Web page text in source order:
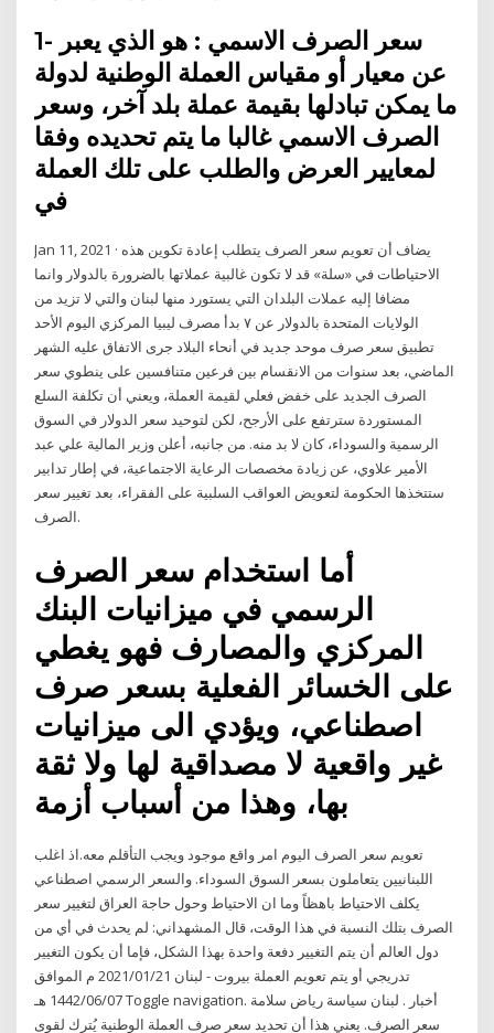
1- سعر الصرف الاسمي : هو الذي يعبر
عن معيار أو مقياس العملة الوطنية لدولة
ما يمكن تبادلها بقيمة عملة بلد آخر، وسعر
الصرف الاسمي غالبا ما يتم تحديده وفقا
لمعايير العرض والطلب على تلك العملة
في
Jan 11, 2021 · يضاف أن تعويم سعر الصرف يتطلب إعادة تكوين هذه
الاحتياطات في «سلة» قد لا تكون غالبية عملاتها بالضرورة بالدولار وانما
مضافا إليه عملات البلدان التي يستورد منها لبنان والتي لا تزيد من
الولايات المتحدة بالدولار عن ٧ بدأ مصرف ليبيا المركزي اليوم الأحد
تطبيق سعر صرف موحد جديد في أنحاء البلاد جرى الاتفاق عليه الشهر
الماضي، بعد سنوات من الانقسام بين فرعين متنافسين على ينطوي سعر
الصرف الجديد على خفض فعلي لقيمة العملة، ويعني أن تكلفة السلع
المستوردة سترتفع على الأرجح، لكن لتوحيد سعر الدولار في السوق
الرسمية والسوداء، كان لا بد منه. من جانبه، أعلن وزير المالية علي عبد
الأمير علاوي، عن زيادة مخصصات الرعاية الاجتماعية، في إطار تدابير
ستتخذها الحكومة لتعويض العواقب السلبية على الفقراء، بعد تغيير سعر
الصرف.
أما استخدام سعر الصرف
الرسمي في ميزانيات البنك
المركزي والمصارف فهو يغطي
على الخسائر الفعلية بسعر صرف
اصطناعي، ويؤدي الى ميزانيات
غير واقعية لا مصداقية لها ولا ثقة
بها، وهذا من أسباب أزمة
تعويم سعر الصرف اليوم امر واقع موجود ويجب التأقلم معه.اذ اغلب
اللبنانيين يتعاملون بسعر السوق السوداء. والسعر الرسمي اصطناعي
يكلف الاحتياط باهظاً وما ان الاحتياط وحول حاجة العراق لتغيير سعر
الصرف بتلك النسبة في هذا الوقت، قال المشهداني: لم يحدث في أي من
دول العالم أن يتم التغيير دفعة واحدة بهذا الشكل، فإما أن يكون التغيير
تدريجي أو يتم تعويم العملة بيروت - لبنان 2021/01/21 م الموافق
1442/06/07 هـ Toggle navigation. أخبار . لبنان سياسة رياض سلامة
سعر الصرف. يعني هذا أن تحديد سعر صرف العملة الوطنية يُترك لقوى